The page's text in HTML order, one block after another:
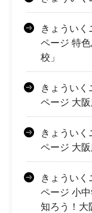
きょういく
ページ 特
校」
きょういく
ページ 大
きょういく
ページ 大
きょういく
ページ 小
知ろう！大